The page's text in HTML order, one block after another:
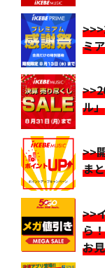
ミ
ル」
>>
ま
>>
ら
お